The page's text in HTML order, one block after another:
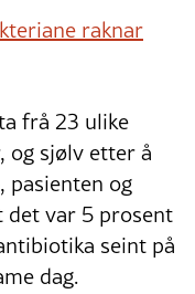
raknar
frå 23 ulike
og sjølv etter å
pasienten og
det var 5 prosent
seint på
dag.